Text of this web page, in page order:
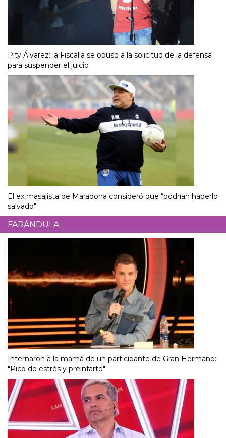
Pity Álvarez: la Fiscalía se opuso a la solicitud de la defensa
para suspender el juicio
El ex masajista de Maradona consideró que “podrían haberlo
salvado"
FARÁNDULA
Internaron a la mamá de un participante de Gran Hermano:
"Pico de estrés y preinfarto"